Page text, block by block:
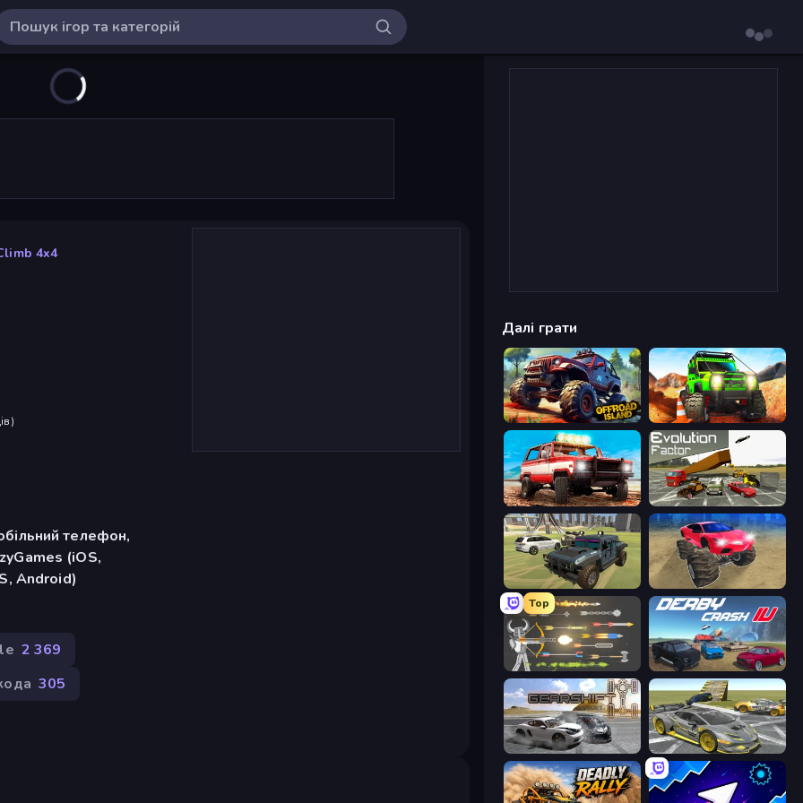
4x4
)
телефон,
(iOS,
Android)
2 369
305
Далі грати
Offroad Island Offroad Life 3D
Offroad Masters Challenge Evolution Factor
4x4 Offroader
Top
Ragdoll Archers Derby Crash 4
Gearshift One Wrong Way